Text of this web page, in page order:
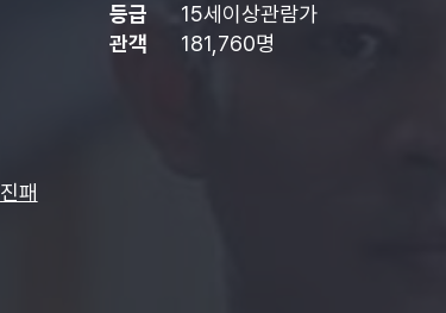
등급
15세이상관람가
관객
181,760명
진패